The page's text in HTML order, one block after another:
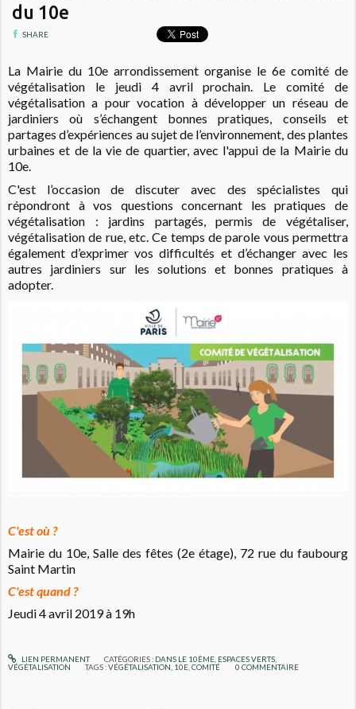
du 10e
SHARE
La Mairie du 10e arrondissement organise le 6e comité de
végétalisation le jeudi 4 avril prochain. Le comité de
végétalisation a pour vocation à développer un réseau de
jardiniers où s’échangent bonnes pratiques, conseils et
partages d’expériences au sujet de l’environnement, des plantes
urbaines et de la vie de quartier, avec l'appui de la Mairie du
10e.
C'est l’occasion de discuter avec des spécialistes qui
répondront à vos questions concernant les pratiques de
végétalisation : jardins partagés, permis de végétaliser,
végétalisation de rue, etc.Ce temps de parole vous permettra
également d’exprimer vos difficultés et d’échanger avec les
autres jardiniers sur les solutions et bonnes pratiques à
adopter.
C'est où ?
Mairie du 10e, Salle des fêtes (2e étage), 72 rue du faubourg
Saint Martin
C'est quand ?
Jeudi 4 avril 2019 à 19h
LIEN PERMANENT CATÉGORIES : DANS LE 10ÈME, ESPACES VERTS,
VÉGÉTALISATION
TAGS :VÉGÉTALISATION 10E ,COMITÉ 0 COMMENTAIRE